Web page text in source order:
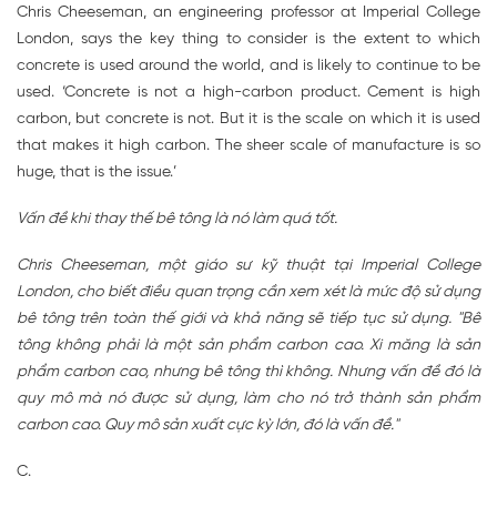
Chris Cheeseman, an engineering professor at Imperial College
London, says the key thing to consider is the extent to which
concrete is used around the world, and is likely to continue to be
used. ‘Concrete is not a high-carbon product. Cement is high
carbon, but concrete is not. But it is the scale on which it is used
that makes it high carbon. The sheer scale of manufacture is so
huge, that is the issue.’
Vấn đề khi thay thế bê tông là nó làm quá tốt.
Chris Cheeseman, một giáo sư kỹ thuật tại Imperial College
London, cho biết điều quan trọng cần xem xét là mức độ sử dụng
bê tông trên toàn thế giới và khả năng sẽ tiếp tục sử dụng. "Bê
tông không phải là một sản phẩm carbon cao. Xi măng là sản
phẩm carbon cao, nhưng bê tông thì không. Nhưng vấn đề đó là
quy mô mà nó được sử dụng, làm cho nó trở thành sản phẩm
carbon cao. Quy mô sản xuất cực kỳ lớn, đó là vấn đề."
C.